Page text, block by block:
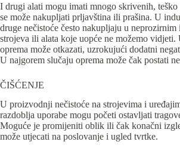
I drugi alati mogu imati mnogo skrivenih, teško
se može nakupljati prljavština ili prašina. U
druge nečistoće često nakupljaju u
strojeva ili alata koje uopće ne možemo
oprema može otkazati, uzrokujući dodatni
U najgorem slučaju oprema može čak postati
ČIŠĆENJE
U proizvodnji nečistoće na strojevima i
razdoblja uporabe mogu početi ostavljati
Moguće je promijeniti oblik ili čak konačni
može utjecati na poslovanje i ugled tvrtke.